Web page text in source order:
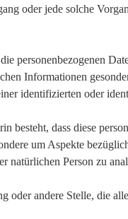
oder jede solche
personenbezogenen
Informationen
identifizierten oder
besteht, dass diese
um Aspekte
natürlichen Person zu
andere Stelle, die